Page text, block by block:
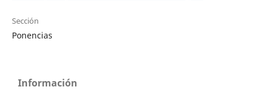
Sección
Ponencias
Información